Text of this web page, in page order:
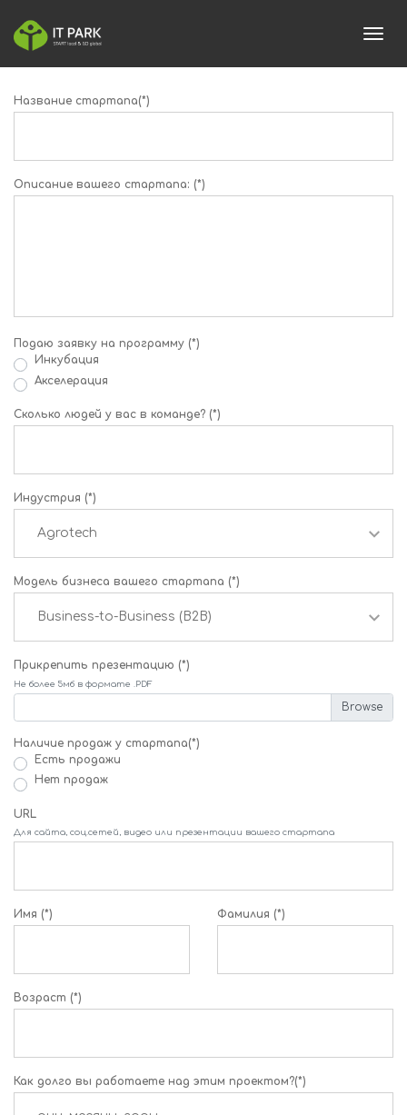
Название стартапа(*)
Описание вашего стартапа: (*)
Подаю заявку на программу (*)
Инкубация
Акселерация
Сколько людей у вас в команде? (*)
Индустрия (*)
Модель бизнеса вашего стартапа (*)
Прикрепить презентацию (*)
Не более 5мб в формате .PDF
Наличие продаж у стартапа(*)
Есть продажи
Нет продаж
URL
Для сайта, соц.сетей, видео или презентации вашего стартапа
Имя (*) Фамилия (*)
Возраст (*)
Как долго вы работаете над этим проектом?(*)